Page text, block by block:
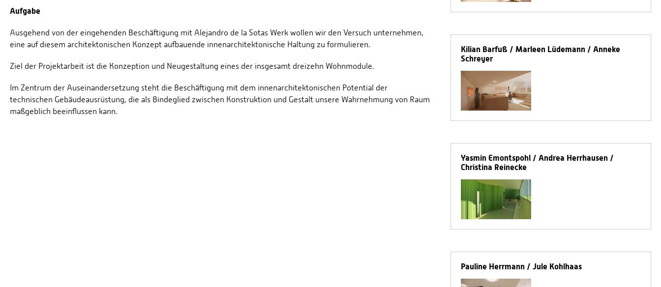
Aufgabe
Ausgehend von der eingehenden Beschäftigung mit Alejandro de la Sotas Werk wollen wir den Versuch unternehmen,
eine auf diesem architektonischen Konzept aufbauende innenarchitektonische Haltung zu formulieren.
Ziel der Projektarbeit ist die Konzeption und Neugestaltung eines der insgesamt dreizehn Wohnmodule.
Im Zentrum der Auseinandersetzung steht die Beschäftigung mit dem innenarchitektonischen Potential der
technischen Gebäudeausrüstung, die als Bindeglied zwischen Konstruktion und Gestalt unsere Wahrnehmung von Raum
maßgeblich beeinflussen kann.
Kilian Barfuß / Marleen Lüdemann / Anneke
Schreyer
Yasmin Emontspohl / Andrea Herrhausen /
Christina Reinecke
Pauline Herrmann / Jule Kohlhaas